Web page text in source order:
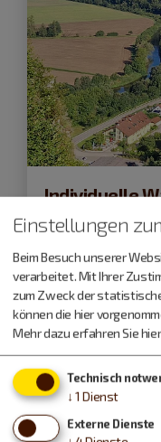
Individuelle
Altmühltal-
ab749,- €
Einstellungen
Beim Besuch unserer
verarbeitet. Mit Ihrer
zum Zweck der
können die hier
Mehr dazu erfahren Sie
Technisch
↓ 1 Dienst
Externe Dienste